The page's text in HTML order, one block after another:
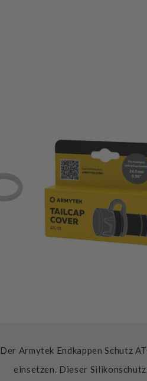
Der Armytek Endkappen Schutz
einsetzen. Dieser